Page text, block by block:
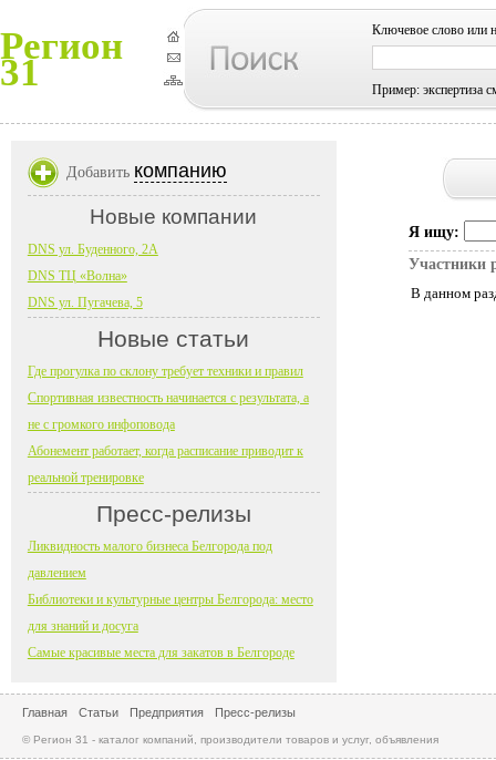
Регион
31
Ключевое слово или
Пример: экспертиза
Я ищу:
Участники
В данном
Добавить компанию
Новые компании
DNS ул. Буденного, 2А
DNS ТЦ «Волна»
DNS ул. Пугачева, 5
Новые статьи
Где прогулка по склону требует техники и правил
Спортивная известность начинается с результата, а
не с громкого инфоповода
Абонемент работает, когда расписание приводит к
реальной тренировке
Пресс-релизы
Ликвидность малого бизнеса Белгорода под
давлением
Библиотеки и культурные центры Белгорода: место
для знаний и досуга
Самые красивые места для закатов в Белгороде
Главная Статьи Предприятия Пресс-релизы
© Регион 31 - каталог компаний, производители товаров и услуг, объявления